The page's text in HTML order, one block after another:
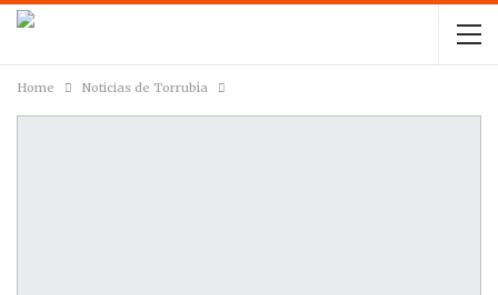
Home Noticias de Torrubia